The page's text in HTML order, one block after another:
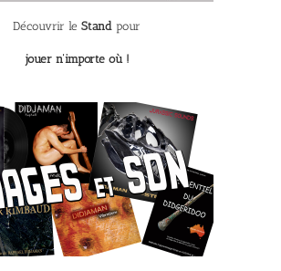
Découvrir le Stand pour
jouer n’importe où !